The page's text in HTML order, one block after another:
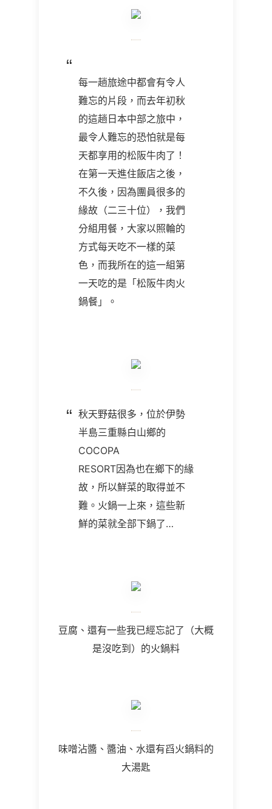
每一趟旅途中都會有令人
難忘的片段，而去年初秋
的這趟日本中部之旅中，
最令人難忘的恐怕就是每
天都享用的松阪牛肉了！
在第一天進住飯店之後，
不久後，因為團員很多的
緣故（二三十位），我們
分組用餐，大家以照輪的
方式每天吃不一樣的菜
色，而我所在的這一組第
一天吃的是「松阪牛肉火
鍋餐」。
秋天野菇很多，位於伊勢
半島三重縣白山鄉的
COCOPA
RESORT因為也在鄉下的緣
故，所以鮮菜的取得並不
難。火鍋一上來，這些新
鮮的菜就全部下鍋了…
豆腐、還有一些我已經忘記了（大概
是沒吃到）的火鍋料
味噌沾醬、醬油、水還有舀火鍋料的
大湯匙